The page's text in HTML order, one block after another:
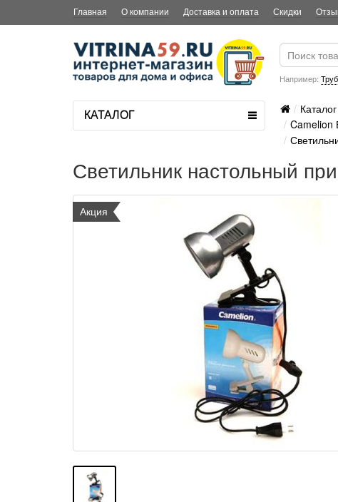
Главная О компании Доставка и оплата Скидки
Например:
КАТАЛОГ Каталог
Camelion
Светильник настольный
Акция